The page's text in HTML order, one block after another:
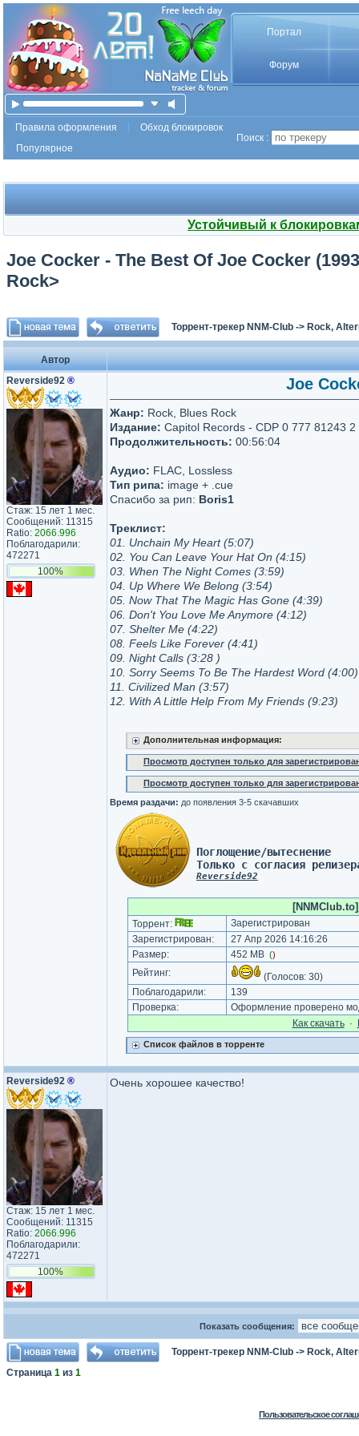
Портал
Форум
Правила оформления
Обход блокировок
Популярное
Поиск :
Устойчивый к
Joe Cocker - The Best Of Joe Cocker
Rock>
Торрент-трекер NNM-Club -> Rock,
Автор
Reverside92 ®
Стаж: 15 лет 1 мес.
Сообщений: 11315
Ratio: 2066.996
Поблагодарили:
472271
100%
Joe
Жанр: Rock, Blues Rock
Издание: Capitol Records - CDP 0 777 81243 2
Продолжительность: 00:56:04
Аудио: FLAC, Lossless
Тип рипа: image + .cue
Спасибо за рип: Boris1
Треклист:
01. Unchain My Heart (5:07)
02. You Can Leave Your Hat On (4:15)
03. When The Night Comes (3:59)
04. Up Where We Belong (3:54)
05. Now That The Magic Has Gone (4:39)
06. Don't You Love Me Anymore (4:12)
07. Shelter Me (4:22)
08. Feels Like Forever (4:41)
09. Night Calls (3:28 )
10. Sorry Seems To Be The Hardest Word (4:00)
11. Civilized Man (3:57)
12. With A Little Help From My Friends (9:23)
Дополнительная информация:
Просмотр доступен только для
Просмотр доступен только для
Время раздачи: до появления 3-5 скачавших
Поглощение/вытеснение
Только с согласия
Reverside92
Торрент:
Зарегистрирован
Зарегистрирован:
27 Апр 2026 14:16:26
Размер:
452 MB ()
Рейтинг: (Голосов: 30)
Поблагодарили:
139
Проверка:
Оформление проверено
Как cкачать·
Список файлов в торренте
Reverside92 ®
Стаж: 15 лет 1 мес.
Сообщений: 11315
Ratio: 2066.996
Поблагодарили:
472271
100%
Очень хорошее качество!
Показать сообщения:
Торрент-трекер NNM-Club -> Rock,
Страница 1 из 1
Пользовательское